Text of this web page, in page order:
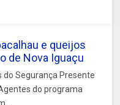
e queijos
de Nova Iguaçu
Segurança Presente
do programa